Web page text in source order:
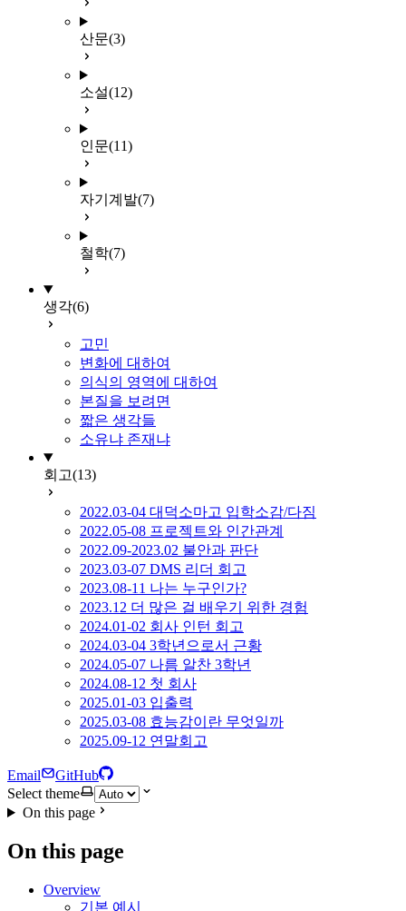
산문(3)
소설(12)
인문(11)
자기계발(7)
철학(7)
생각(6)
고민
변화에 대하여
의식의 영역에 대하여
본질을 보려면
짧은 생각들
소유냐 존재냐
회고(13)
2022.03-04 대덕소마고 입학소감/다짐
2022.05-08 프로젝트와 인간관계
2022.09-2023.02 불안과 판단
2023.03-07 DMS 리더 회고
2023.08-11 나는 누구인가?
2023.12 더 많은 걸 배우기 위한 경험
2024.01-02 회사 인턴 회고
2024.03-04 3학년으로서 근황
2024.05-07 나름 알찬 3학년
2024.08-12 첫 회사
2025.01-03 입출력
2025.03-08 효능감이란 무엇일까
2025.09-12 연말회고
Email
GitHub
Select theme
On this page
On this page
Overview
기본 예시